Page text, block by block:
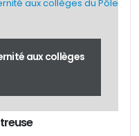
aux collèges